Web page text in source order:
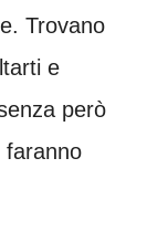
Trovano
e
però
faranno